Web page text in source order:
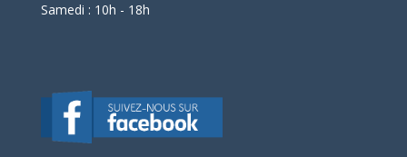
Samedi : 10h - 18h